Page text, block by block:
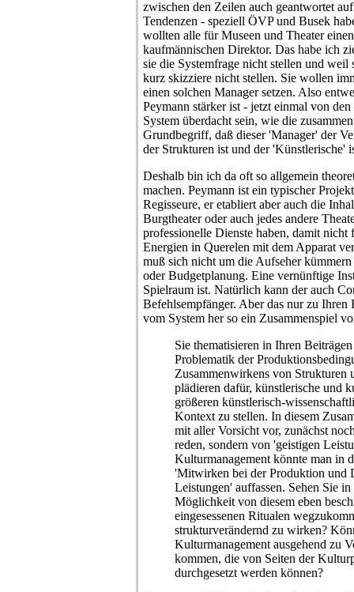
zwischen den Zeilen auch geantwortet
Tendenzen - speziell ÖVP und Busek
wollten alle für Museen und Theater
kaufmännischen Direktor. Das habe ich
sie die Systemfrage nicht stellen und weil
kurz skizziere nicht stellen. Sie wollen
einen solchen Manager setzen. Also
Peymann stärker ist - jetzt einmal von
System überdacht sein, wie die
Grundbegriff, daß dieser 'Manager' der
der Strukturen ist und der 'Künstlerische'
Deshalb bin ich da oft so allgemein
machen. Peymann ist ein typischer
Regisseure, er etabliert aber auch die
Burgtheater oder auch jedes andere
professionelle Dienste haben, damit
Energien in Querelen mit dem Apparat
muß sich nicht um die Aufseher
oder Budgetplanung. Eine vernünftige
Spielraum ist. Natürlich kann der auch
Befehlsempfänger. Aber das nur zu
vom System her so ein Zusammenspiel
Sie thematisieren in Ihren
Problematik der
Zusammenwirkens von Strukturen
plädieren dafür, künstlerische und
größeren künstlerisch-
Kontext zu stellen. In diesem
mit aller Vorsicht vor, zunächst
reden, sondern von 'geistigen
Kulturmanagement könnte man in
'Mitwirken bei der Produktion und
Leistungen' auffassen. Sehen Sie
Möglichkeit von diesem eben
eingesessenen Ritualen
strukturverändernd zu wirken?
Kulturmanagement ausgehend zu
kommen, die von Seiten der
durchgesetzt werden können?